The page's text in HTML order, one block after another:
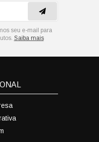
seu e-mail para
Saiba mais